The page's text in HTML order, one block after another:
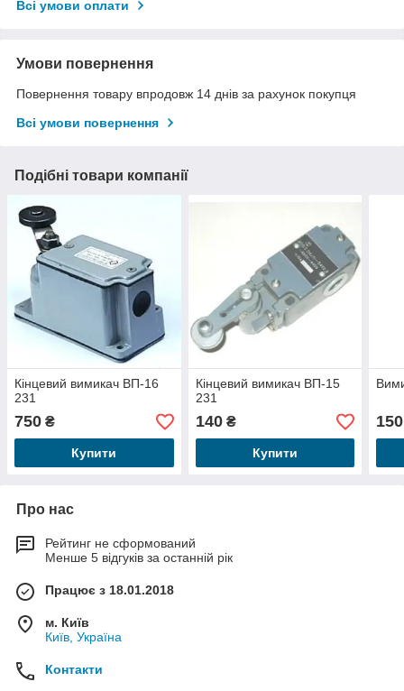
Всі умови оплати
Умови повернення
Повернення товару впродовж 14 днів за рахунок покупця
Всі умови повернення
Подібні товари компанії
Кінцевий вимикач ВП-16
231
750 ₴
Купити
Кінцевий вимикач ВП-15
231
140₴
Купити
150
Про нас
Рейтинг не сформований
Менше 5 відгуків за останній рік
Працює з 18.01.2018
м. Київ
Київ, Україна
Контакти